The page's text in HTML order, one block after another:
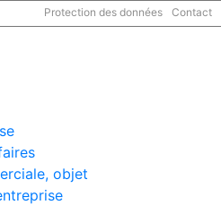
Protection des données Contact
objet